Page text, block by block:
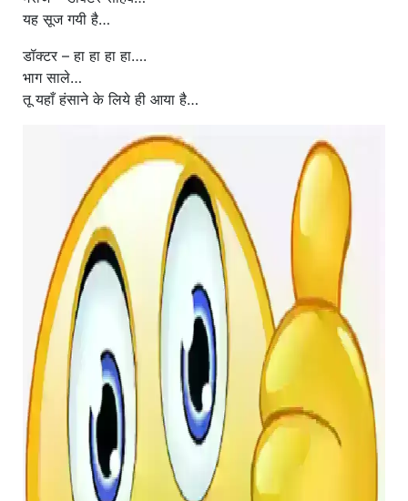
यह सूज गयी है…
डॉक्टर – हा हा हा हा….
भाग साले…
तू यहाँ हंसाने के लिये ही आया है…